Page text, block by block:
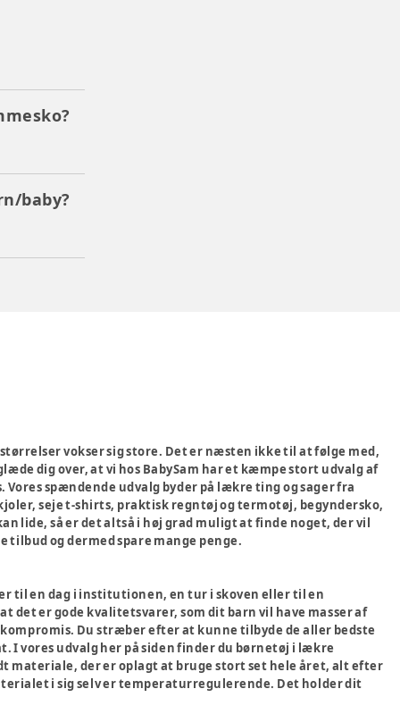
baby?
vokser sig store. Det er næsten ikke til at følge med,
dig over, at vi hos BabySam har et kæmpe stort udvalg af
Vores spændende udvalg byder på lækre ting og sager fra
seje t-shirts, praktisk regntøj og termotøj, begyndersko,
lide, så er det altså i høj grad muligt at finde noget, der vil
tilbud og dermed spare mange penge.
til en dag i institutionen, en tur i skoven eller til en
det er gode kvalitetsvarer, som dit barn vil have masser af
Du stræber efter at kunne tilbyde de aller bedste
I vores udvalg her på siden finder du børnetøj i lækre
materiale, der er oplagt at bruge stort set hele året, alt efter
i sig selv er temperaturregulerende. Det holder dit